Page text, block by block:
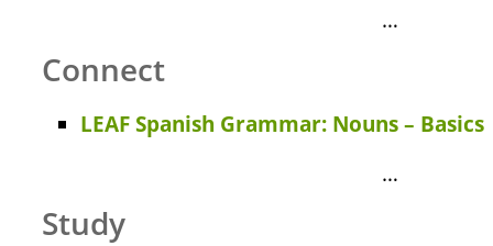
…
Connect
LEAF Spanish Grammar: Nouns – Basics
…
Study